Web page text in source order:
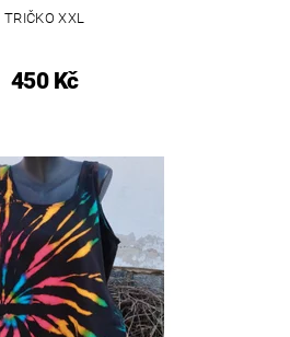
TRIČKO XXL
450 Kč